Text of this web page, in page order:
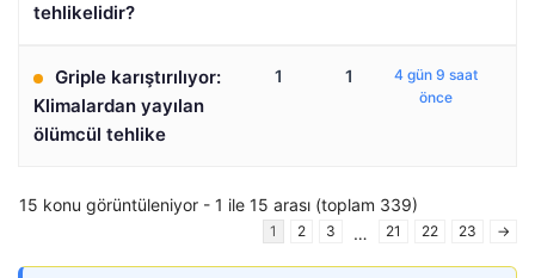
tehlikelidir?
Griple karıştırılıyor:
Klimalardan yayılan
ölümcül tehlike
1 1
4 gün 9 saat
önce
15 konu görüntüleniyor - 1 ile 15 arası (toplam 339)
1 2 3 … 21 22 23 →